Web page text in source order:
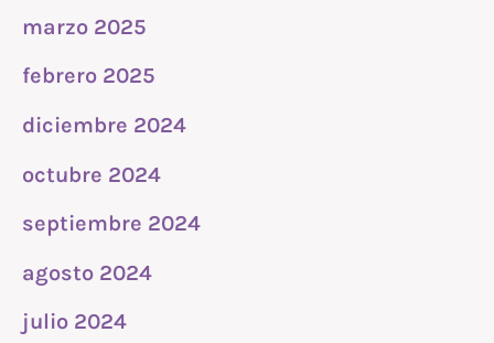
marzo 2025
febrero 2025
diciembre 2024
octubre 2024
septiembre 2024
agosto 2024
julio 2024